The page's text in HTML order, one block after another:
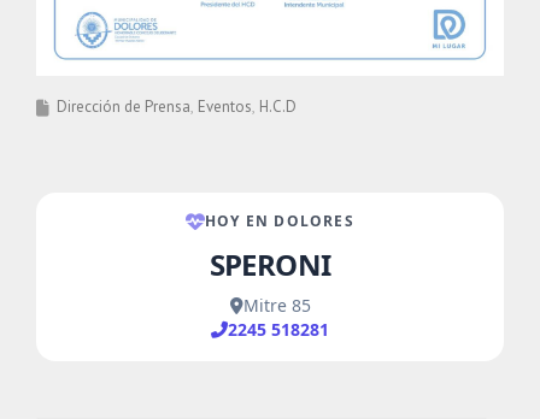
Dirección de Prensa Eventos H.C.D